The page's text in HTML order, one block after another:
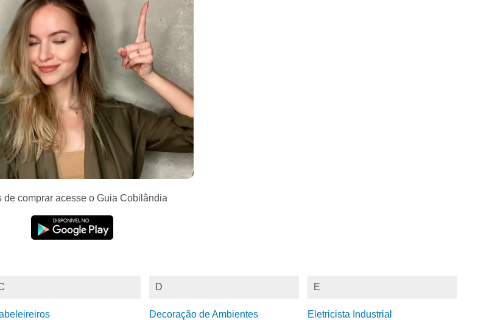
de comprar acesse o Guia Cobilândia
D
Decoração de Ambientes
E
Eletricista Industrial